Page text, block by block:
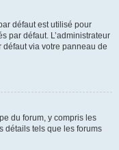
défaut est utilisé pour
par défaut. L’administrateur
via votre panneau de
du forum, y compris les
détails tels que les forums